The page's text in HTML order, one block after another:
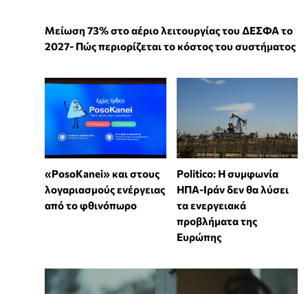
Μείωση 73% στο αέριο λειτουργίας του ΔΕΣΦΑ το
2027- Πώς περιορίζεται το κόστος του συστήματος
«PosoKanei» και στους
λογαριασμούς ενέργειας
από το φθινόπωρο
Politico: Η συμφωνία
ΗΠΑ-Ιράν δεν θα λύσει
τα ενεργειακά
προβλήματα της
Ευρώπης